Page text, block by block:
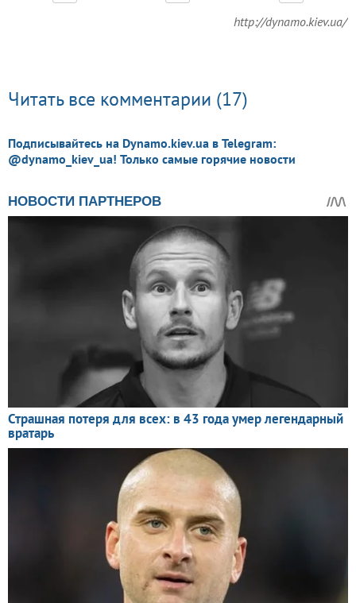
http://dynamo.kiev.ua/
Читать все комментарии (17)
Подписывайтесь на Dynamo.kiev.ua в Telegram:
@dynamo_kiev_ua! Только самые горячие новости